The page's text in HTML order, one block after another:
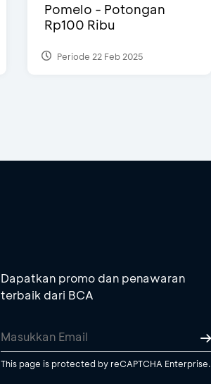
Pomelo - Potongan
Rp100 Ribu
Periode 22 Feb 2025
Dapatkan promo dan penawaran
terbaik dari BCA
This page is protected by reCAPTCHA Enterprise.